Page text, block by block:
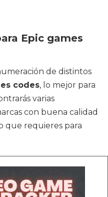
Epic games
de distintos
codes, lo mejor para
varias
con buena calidad
que requieres para